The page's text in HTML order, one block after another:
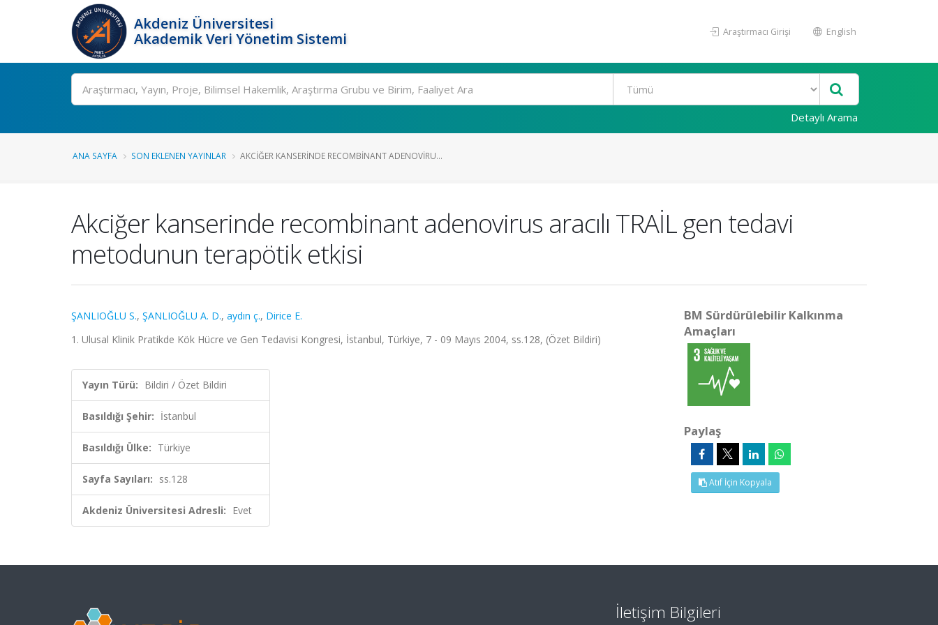
Akdeniz Üniversitesi
Akademik Veri Yönetim Sistemi
Araştırmacı Girişi English
Ara
Detaylı Arama
ANA SAYFA SON EKLENEN YAYINLAR AKCIĞER KANSERINDE RECOMBINANT ADENOVIRU...
Akciğer kanserinde recombinant adenovirus aracılı TRAİL gen tedavi
metodunun terapötik etkisi
ŞANLIOĞLU S., ŞANLIOĞLU A. D., aydın ç., Dirice E.
1. Ulusal Klinik Pratikde Kök Hücre ve Gen Tedavisi Kongresi, İstanbul, Türkiye, 7 - 09 Mayıs 2004, ss.128, (Özet Bildiri)
Yayın Türü: Bildiri / Özet Bildiri
Basıldığı Şehir: İstanbul
Basıldığı Ülke: Türkiye
Sayfa Sayıları: ss.128
Akdeniz Üniversitesi Adresli: Evet
BM Sürdürülebilir Kalkınma
Amaçları
Paylaş
Atıf İçin Kopyala
İletişim Bilgileri